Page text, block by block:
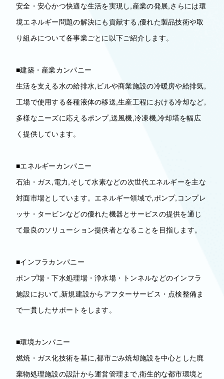
安全・安心かつ快適な生活を実現し,産業の発展,さらには環
境エネルギー問題の解決にも貢献する,優れた製品技術や取
り組みについて各事業ごとに以下ご紹介します。
■建築・産業カンパニー
生活を支える水の給排水,ビルや商業施設の冷暖房や給排気,
工場で使用する各種液体の移送,生産工程における冷却など,
多様なニーズに応えるポンプ,送風機,冷凍機,冷却塔を幅広
く提供しています。
■エネルギーカンパニー
石油・ガス,電力,そして水素などの次世代エネルギーを主な
対面市場としています。エネルギー領域で,ポンプ,コンプレ
ッサ・タービンなどの優れた機器とサービスの提供を通じ
て最良のソリューション提供者となることを目指します。
■インフラカンパニー
ポンプ場・下水処理場・浄水場・トンネルなどのインフラ
施設において,新規建設からアフターサービス・点検整備ま
で一貫したサポートをします。
■環境カンパニー
燃焼・ガス化技術を基に,都市ごみ焼却施設を中心とした廃
棄物処理施設の設計から運営管理まで,衛生的な都市環境と